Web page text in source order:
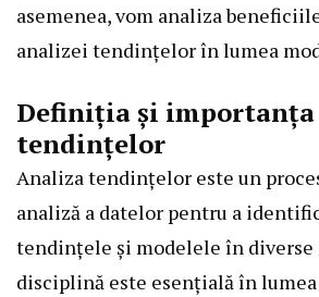
asemenea, vom analiza
analizei tendințelor în lumea
Definiția și
tendințelor
Analiza tendințelor este un
analiză a datelor pentru a
tendințele și modelele în diverse
disciplină este esențială în